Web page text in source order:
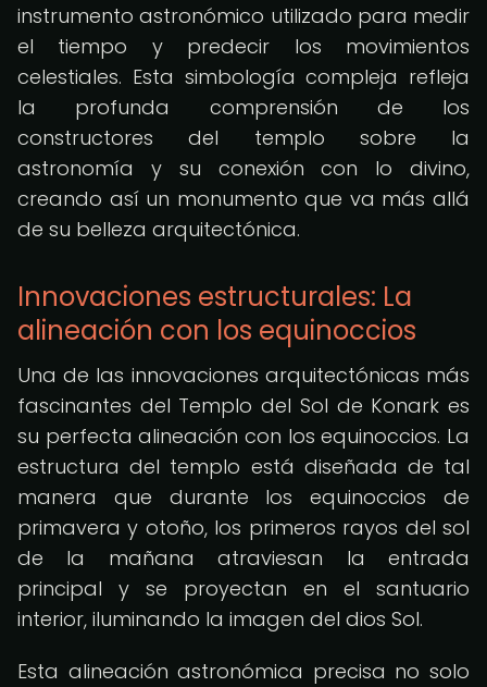
instrumento astronómico utilizado para medir
el tiempo y predecir los movimientos
celestiales. Esta simbología compleja refleja
la profunda comprensión de los
constructores del templo sobre la
astronomía y su conexión con lo divino,
creando así un monumento que va más allá
de su belleza arquitectónica.
Innovaciones estructurales: La
alineación con los equinoccios
Una de las innovaciones arquitectónicas más
fascinantes del Templo del Sol de Konark es
su perfecta alineación con los equinoccios. La
estructura del templo está diseñada de tal
manera que durante los equinoccios de
primavera y otoño, los primeros rayos del sol
de la mañana atraviesan la entrada
principal y se proyectan en el santuario
interior, iluminando la imagen del dios Sol.
Esta alineación astronómica precisa no solo